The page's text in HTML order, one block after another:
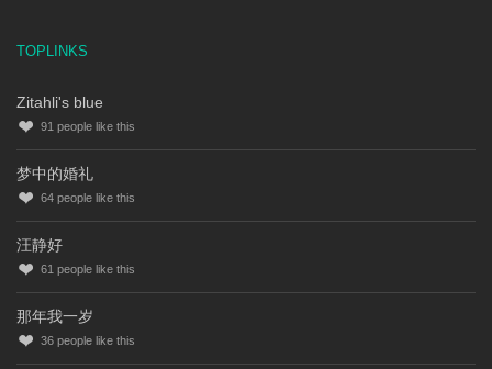
TOPLINKS
Zitahli's blue
91 people like this
梦中的婚礼
64 people like this
汪静好
61 people like this
那年我一岁
36 people like this